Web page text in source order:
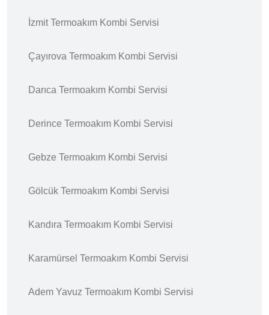
İzmit Termoakım Kombi Servisi
Çayırova Termoakım Kombi Servisi
Darıca Termoakım Kombi Servisi
Derince Termoakım Kombi Servisi
Gebze Termoakım Kombi Servisi
Gölcük Termoakım Kombi Servisi
Kandıra Termoakım Kombi Servisi
Karamürsel Termoakım Kombi Servisi
Adem Yavuz Termoakım Kombi Servisi